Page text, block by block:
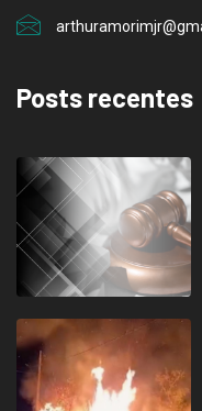
Posts recentes